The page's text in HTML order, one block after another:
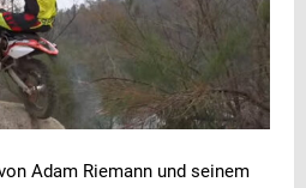
Adam Riemann und seinem